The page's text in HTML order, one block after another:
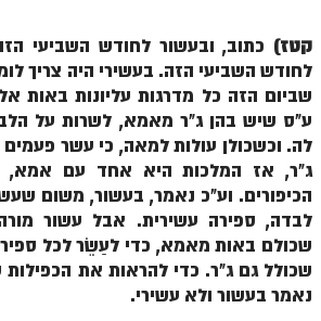
פרשת שמיני מתקדמים
ספר הזוהר פרשת תזריע למתחילים
ספר הזוהר פרשת תזריע למתקדמים
זוהר מצורע מתחילים
זוהר מצורע למתקדמים
זוהר אחרי מות למתחילים
זוהר אחרי מות למתקדמים
קטז) כתוב, ובעשור לחודש השביעי
לחודש השביעי הזה. בעשירי היה צריך
שביום הזה כל מדרגות עליונות באות
ע"ס שיש בהן ג"ר מאמא, לשרות על
לה. וכשכולן עולות למאה, כי עשר
ג"ר, אז המלכות היא אחד עם אמא,
הכיפורים. וע"כ נאמר, בעשור, משום
לבדה, ספירה עשירית. אבל עשור
שכולם באות מאמא, כדי לעַשֵׂר לכל
שכולל גם ג"ר. כדי להראות את הכפילות
נאמר בעשור ולא עשירי.